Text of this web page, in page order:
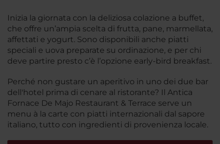
Inizia la giornata con la deliziosa colazione a buffet,
che offre un’ampia scelta di frutta, pane, marmellata,
affettati e yogurt. Sono disponibili anche piatti
speciali e uova preparate su ordinazione, e per chi
deve partire presto c’è l’opzione early-bird breakfast.
Perché non gustare un aperitivo in uno dei due bar
dell'hotel prima di cenare al ristorante? Il Antica
Fornace De Majo Restaurant & Terrace serve un
menu à la carte con piatti internazionali dal sapore
italiano, tutto con ingredienti di provenienza locale.